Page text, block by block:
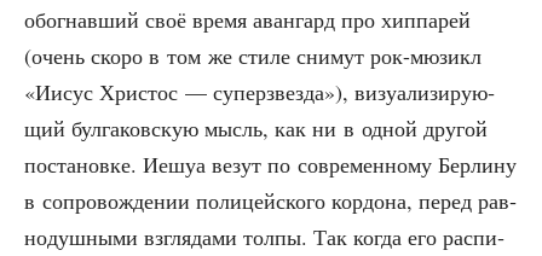
обо­гнав­ший своё вре­мя аван­гард про хип­па­рей
(очень ско­ро в том же сти­ле сни­мут рок-мюзикл
«Иисус Хри­стос — супер­звез­да»), визу­а­ли­зи­ру­ю­
щий бул­га­ков­скую мысль, как ни в одной дру­гой
поста­нов­ке. Иешуа везут по совре­мен­но­му Бер­ли­ну
в сопро­вож­де­нии поли­цей­ско­го кор­до­на, перед рав­
но­душ­ны­ми взгля­да­ми тол­пы. Так когда его рас­пи­